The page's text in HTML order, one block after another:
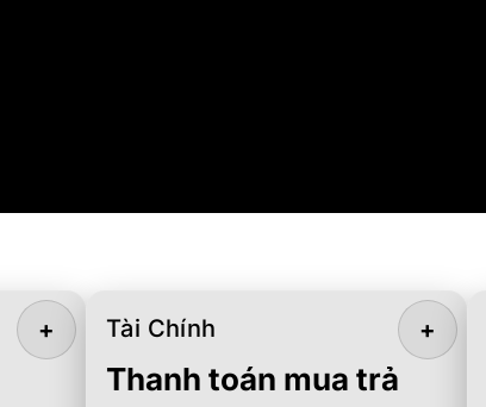
+ Tài Chính
Thanh toán mua trả
+